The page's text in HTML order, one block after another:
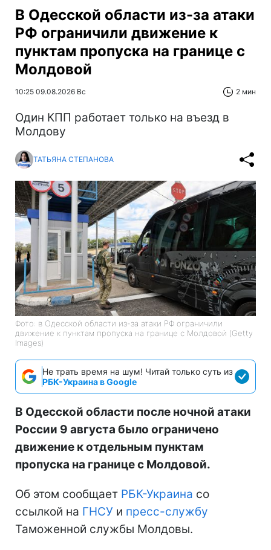
В Одесской области из-за атаки
РФ ограничили движение к
пунктам пропуска на границе с
Молдовой
10:25 09.08.2026 Вс 2 мин
Один КПП работает только на въезд в
Молдову
ТАТЬЯНА СТЕПАНОВА
Фото: в Одесской области из-за атаки РФ ограничили
движение к пунктам пропуска на границе с Молдовой (Getty
Images)
Не трать время на шум! Читай только суть из
РБК-Украина в Google
В Одесской области после ночной атаки
России 9 августа было ограничено
движение к отдельным пунктам
пропуска на границе с Молдовой.
Об этом сообщает РБК-Украина со
ссылкой на ГНСУ и пресс-службу
Таможенной службы Молдовы.